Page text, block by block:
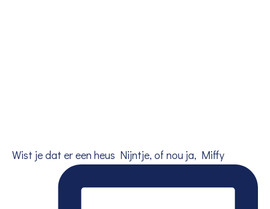
Wist je dat er een heus Nijntje, of nou ja, Miffy